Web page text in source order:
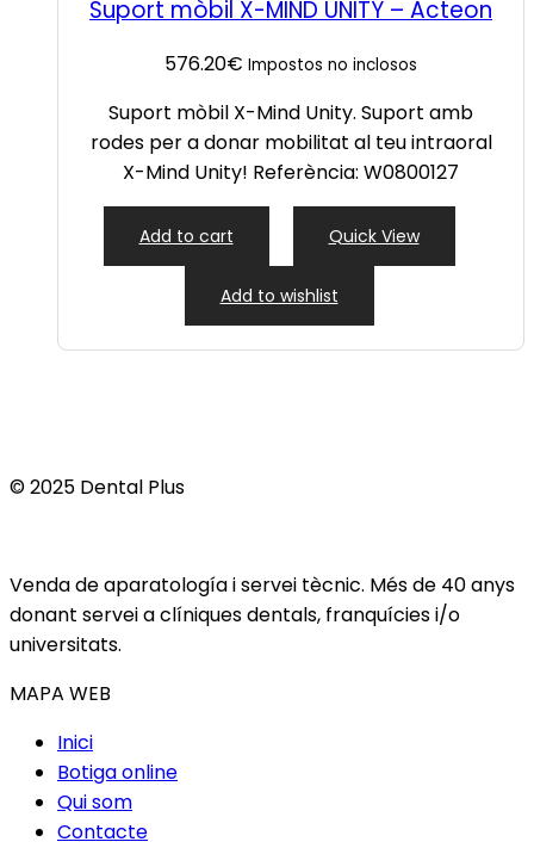
Suport mòbil X-MIND UNITY – Acteon
576.20€ Impostos no inclosos
Suport mòbil X-Mind Unity. Suport amb
rodes per a donar mobilitat al teu intraoral
X-Mind Unity! Referència: W0800127
Add to cart Quick View
Add to wishlist
© 2025 Dental Plus
Venda de aparatología i servei tècnic. Més de 40 anys
donant servei a clíniques dentals, franquícies i/o
universitats.
MAPA WEB
Inici
Botiga online
Qui som
Contacte